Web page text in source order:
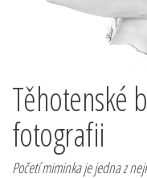
Těhotenské
fotografii
Početí miminka je jedna z